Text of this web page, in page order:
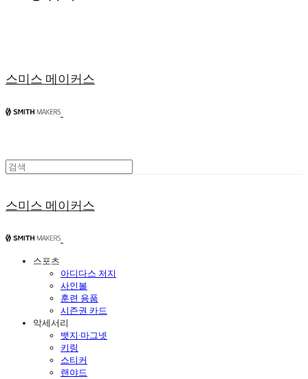
스미스 메이커스
스미스 메이커스
스포츠
아디다스 저지
사인볼
훈련 용품
시즌권 카드
악세서리
뱃지·마그넷
키링
스티커
랜야드